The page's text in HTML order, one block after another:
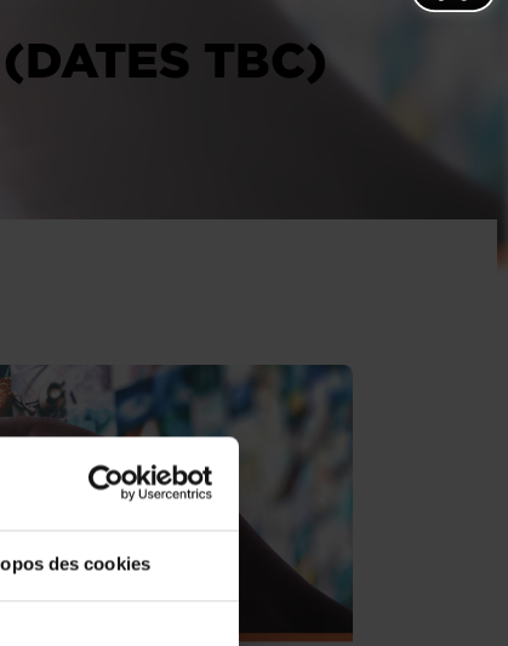
des cookies
TBC)